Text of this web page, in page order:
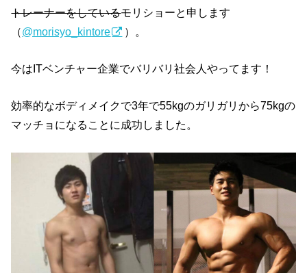
トレーナーをしているモリショーと申します
（@morisyo_kintore ）。
今はITベンチャー企業でバリバリ社会人やってます！
効率的なボディメイクで3年で55kgのガリガリから75kgの
マッチョになることに成功しました。